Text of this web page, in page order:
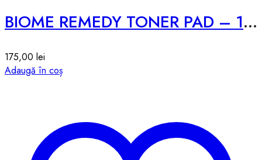
BIOME REMEDY TONER PAD – 180ml
175,00 lei
Adaugă în coș